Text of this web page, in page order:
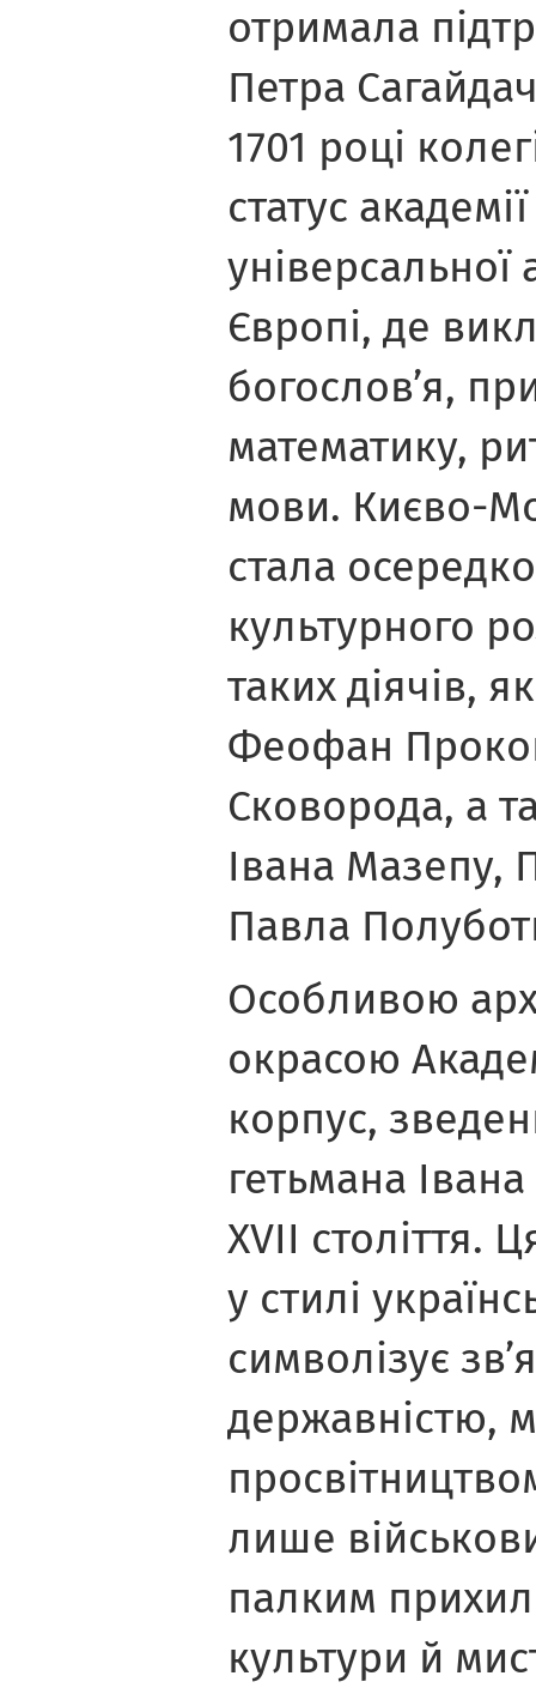
отримала
Петра
1701 році
статус
універсальної
Європі, де
богослов’я,
математику,
мови. Києво-
стала
культурного
таких діячів,
Феофан
Сковорода, а
Івана Мазепу,
Павла
Особливою
окрасою
корпус,
гетьмана
XVII століття.
у стилі
символізує
державністю,
лише
палким
культури й